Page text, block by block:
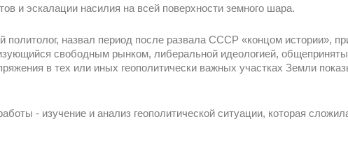
и эскалации насилия на всей поверхности земного шара.
политолог, назвал период после развала СССР «концом истории»,
свободным рынком, либеральной идеологией,
в тех или иных геополитически важных участках Земли
- изучение и анализ геополитической ситуации, которая